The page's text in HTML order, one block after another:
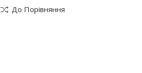
До Порівняння